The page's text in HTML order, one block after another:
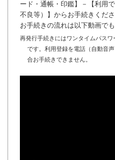
ード・通帳・印鑑】－【利用
不良等）】からお手続きくださ
お手続きの流れは以下動画で
再発行手続きにはワンタイムパス
です。利用登録を電話（自動音
合お手続きできません。